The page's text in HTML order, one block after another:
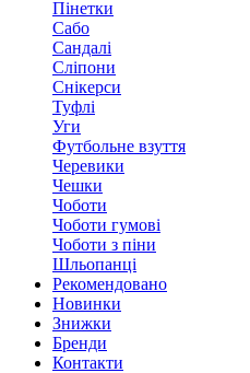
Пінетки
Сабо
Сандалі
Сліпони
Снікерси
Туфлі
Уги
Футбольне взуття
Черевики
Чешки
Чоботи
Чоботи гумові
Чоботи з піни
Шльопанці
Рекомендовано
Новинки
Знижки
Бренди
Контакти